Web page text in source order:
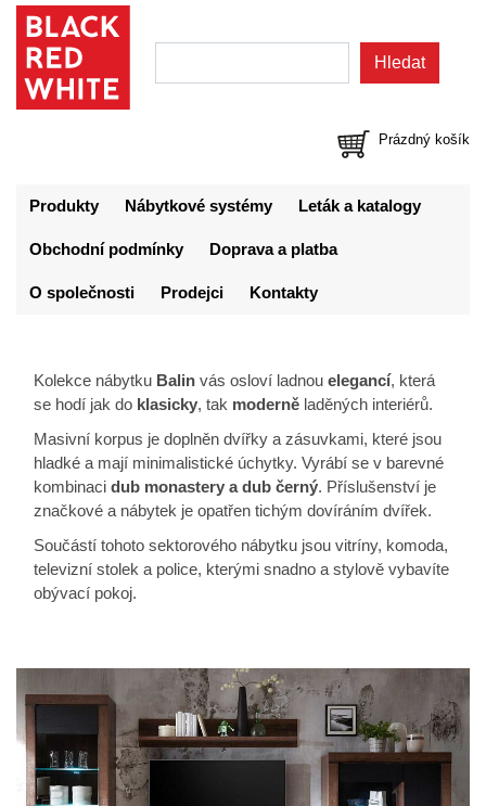
Prázdný košík
Produkty Nábytkové systémy Leták a katalogy
Obchodní podmínky Doprava a platba
O společnosti Prodejci Kontakty
Kolekce nábytku Balin vás osloví ladnou elegancí, která
se hodí jak do klasicky, tak moderně laděných interiérů.
Masivní korpus je doplněn dvířky a zásuvkami, které jsou
hladké a mají minimalistické úchytky. Vyrábí se v barevné
kombinaci dub monastery a dub černý. Příslušenství je
značkové a nábytek je opatřen tichým dovíráním dvířek.
Součástí tohoto sektorového nábytku jsou vitríny, komoda,
televizní stolek a police, kterými snadno a stylově vybavíte
obývací pokoj.